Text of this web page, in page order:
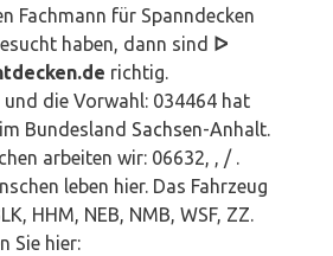
Fachmann für Spanndecken
haben, dann sind ᐅ
richtig.
die Vorwahl: 034464 hat
Bundesland Sachsen-Anhalt.
arbeiten wir: 06632, , / .
leben hier. Das Fahrzeug
HHM, NEB, NMB, WSF, ZZ.
Sie hier: